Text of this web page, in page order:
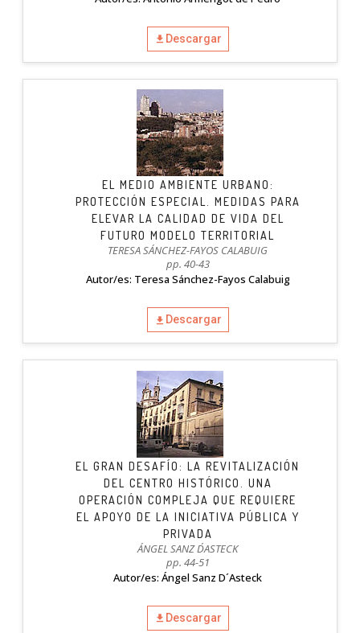
Descargar
EL MEDIO AMBIENTE URBANO:
PROTECCIÓN ESPECIAL. MEDIDAS PARA
ELEVAR LA CALIDAD DE VIDA DEL
FUTURO MODELO TERRITORIAL
TERESA SÁNCHEZ-FAYOS CALABUIG
pp. 40-43
Autor/es: Teresa Sánchez-Fayos Calabuig
Descargar
EL GRAN DESAFÍO: LA REVITALIZACIÓN
DEL CENTRO HISTÓRICO. UNA
OPERACIÓN COMPLEJA QUE REQUIERE
EL APOYO DE LA INICIATIVA PÚBLICA Y
PRIVADA
ÁNGEL SANZ D´ASTECK
pp. 44-51
Autor/es: Ángel Sanz D´Asteck
Descargar